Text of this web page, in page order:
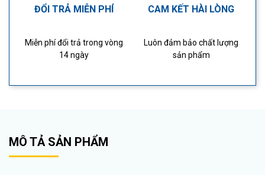
ĐỔI TRẢ MIỄN PHÍ
Miễn phí đổi trả trong vòng
14 ngày
CAM KẾT HÀI LÒNG
Luôn đảm bảo chất lượng
sản phẩm
MÔ TẢ SẢN PHẨM